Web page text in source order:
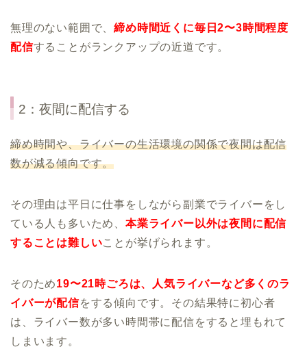
無理のない範囲で、締め時間近くに毎日2〜3時間程度
配信することがランクアップの近道です。
2：夜間に配信する
締め時間や、ライバーの生活環境の関係で夜間は配信
数が減る傾向です。
その理由は平日に仕事をしながら副業でライバーをし
ている人も多いため、 本業ライバー以外は夜間に配信
することは難しいことが挙げられます。
そのため19〜21時ごろは、人気ライバーなど多くのラ
イバーが配信をする傾向です。その結果特に初心者
は、ライバー数が多い時間帯に配信をすると埋もれて
しまいます。